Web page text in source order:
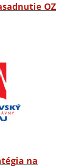
OZ
na